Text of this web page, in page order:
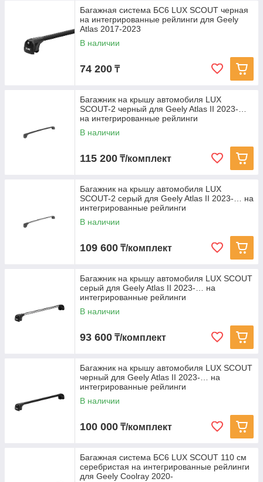
Багажная система БС6 LUX SCOUT черная
на интегрированные рейлинги для Geely
Atlas 2017-2023
В наличии
74 200 ₸
Багажник на крышу автомобиля LUX
SCOUT-2 черный для Geely Atlas II 2023-…
на интегрированные рейлинги
В наличии
115 200 ₸/комплект
Багажник на крышу автомобиля LUX
SCOUT-2 серый для Geely Atlas II 2023-… на
интегрированные рейлинги
В наличии
109 600 ₸/комплект
Багажник на крышу автомобиля LUX SCOUT
серый для Geely Atlas II 2023-… на
интегрированные рейлинги
В наличии
93 600 ₸/комплект
Багажник на крышу автомобиля LUX SCOUT
черный для Geely Atlas II 2023-… на
интегрированные рейлинги
В наличии
100 000 ₸/комплект
Багажная система БС6 LUX SCOUT 110 см
серебристая на интегрированные рейлинги
для Geely Coolray 2020-